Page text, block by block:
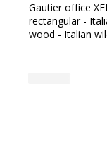
Gautier office
rectangular -
wood - Italian